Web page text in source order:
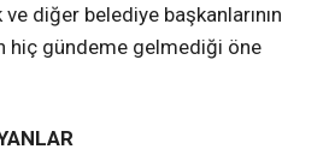
diğer belediye başkanlarının
hiç gündeme gelmediği öne